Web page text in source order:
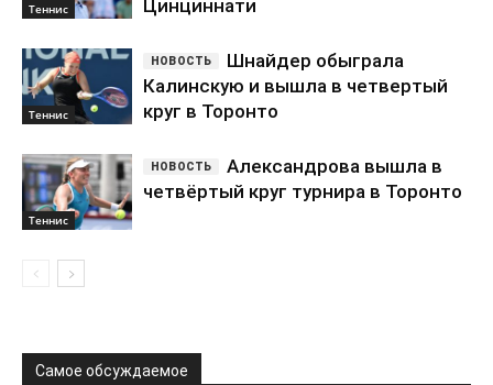
Теннис Цинциннати
Теннис
Шнайдер обыграла
Калинскую и вышла в четвертый
круг в Торонто
Теннис
Александрова вышла в
четвёртый круг турнира в Торонто
Самое обсуждаемое